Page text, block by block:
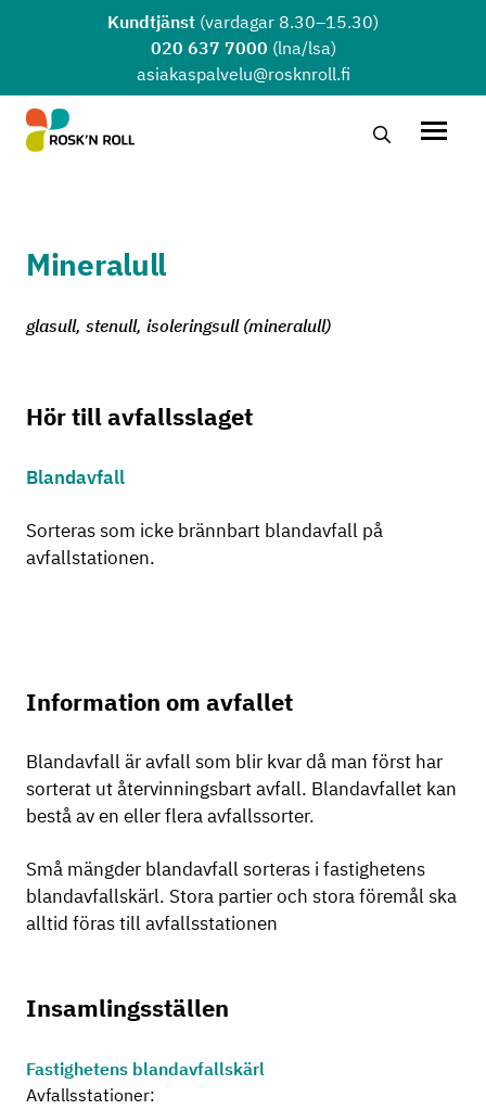
Hoppa till huvudinnehållet
Kundtjänst (vardagar 8.30–15.30)
020 637 7000 (lna/lsa)
asiakaspalvelu@rosknroll.fi
Sök …
Mineralull
glasull, stenull, isoleringsull (mineralull)
Hör till avfallsslaget
Blandavfall
Sorteras som icke brännbart blandavfall på
avfallstationen.
Information om avfallet
Blandavfall är avfall som blir kvar då man först har
sorterat ut återvinningsbart avfall. Blandavfallet kan
bestå av en eller flera avfallssorter.
Små mängder blandavfall sorteras i fastighetens
blandavfallskärl. Stora partier och stora föremål ska
alltid föras till avfallsstationen
Insamlingsställen
Fastighetens blandavfallskärl
Avfallsstationer: